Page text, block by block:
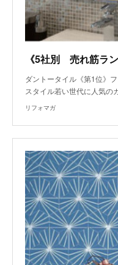
ダントータイル《第1位》
スタイル若い世代に人気
リフォマガ